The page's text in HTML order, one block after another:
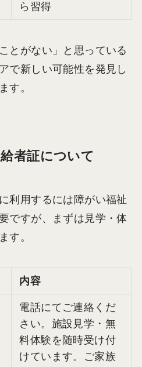
ら習得
とがない」と思っている
で新しい可能性を発見し
す。
者証について
利用するには障がい福祉
ですが、まずは見学・体
す。
内容
電話にてご連絡くだ
さい。施設見学・無
料体験を随時受け付
けています。ご家族